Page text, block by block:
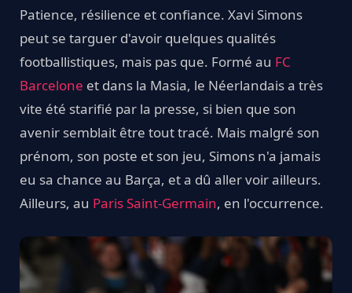
Patience, résilience et confiance. Xavi Simons
peut se targuer d'avoir quelques qualités
footballistiques, mais pas que. Formé au FC
Barcelone et dans la Masia, le Néerlandais a très
vite été starifié par la presse, si bien que son
avenir semblait être tout tracé. Mais malgré son
prénom, son poste et son jeu, Simons n'a jamais
eu sa chance au Barça, et a dû aller voir ailleurs.
Ailleurs, au Paris Saint-Germain, en l'occurrence.